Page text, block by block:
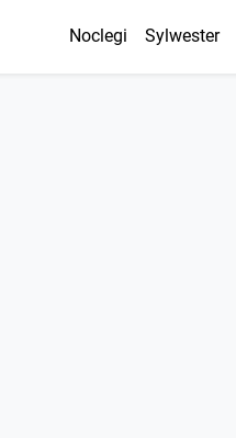
Noclegi Sylwester